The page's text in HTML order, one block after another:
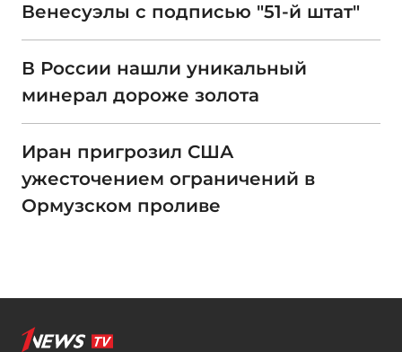
Венесуэлы с подписью "51-й штат"
В России нашли уникальный
минерал дороже золота
Иран пригрозил США
ужесточением ограничений в
Ормузском проливе